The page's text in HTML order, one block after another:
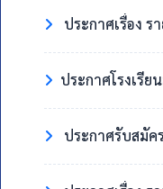
ประกาศเรื่อง
ประกาศโรงเรียน
ประกาศรับสมัค